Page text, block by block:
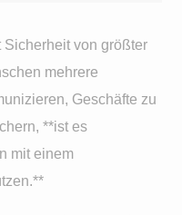
Sicherheit von größter
mehrere
Geschäfte zu
**ist es
mit einem